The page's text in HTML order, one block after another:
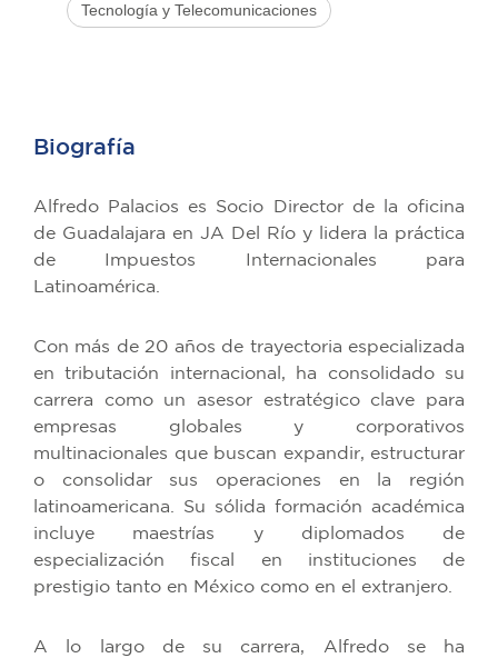
Tecnología y Telecomunicaciones
Biografía
Alfredo Palacios es Socio Director de la oficina
de Guadalajara en JA Del Río y lidera la práctica
de Impuestos Internacionales para
Latinoamérica.
Con más de 20 años de trayectoria especializada
en tributación internacional, ha consolidado su
carrera como un asesor estratégico clave para
empresas globales y corporativos
multinacionales que buscan expandir, estructurar
o consolidar sus operaciones en la región
latinoamericana. Su sólida formación académica
incluye maestrías y diplomados de
especialización fiscal en instituciones de
prestigio tanto en México como en el extranjero.
A lo largo de su carrera, Alfredo se ha